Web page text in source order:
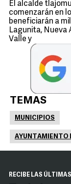
El alcalde
comenzarán en
beneficiarán a
Lagunita, Nueva
Valle y
TEMAS
MUNICIPIOS
AYUNTAMIENTO
RECIBE LAS